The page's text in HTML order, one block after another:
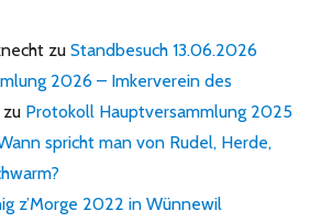
zuStandbesuch 13.06.2026
2026 – Imkerverein des
zu Protokoll Hauptversammlung 2025
spricht man von Rudel, Herde,
z’Morge 2022 in Wünnewil